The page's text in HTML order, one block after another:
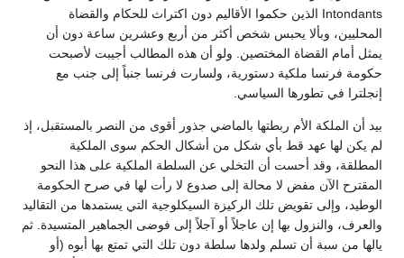
Intondants الذين حكموا الأقاليم دون اكتراث للحكام والقضاة
المحليين، وبألا يحبس شخص أكثر من أربع وعشرين ساعة دون أن
يمثل أمام القضاة المختصين. ولو أن هذه المطالب أجيبت لأصبحت
حكومة فرنسا ملكية دستورية، ولسارت فرنسا جنباً إلى جنب مع
إنجلترا في تطورها السياسي.
بيد أن الملكة الأم ربطتها بالماضي جذور أقوى من النصر بالمستقبل، إذ
لم يكن لها عهد قط بأي شكل من أشكال الحكم سوى الملكية
المطلقة، وقد أحست أن التخلي عن السلطة الملكية على هذا النحو
المقترح الآن مفض لا محالة إلى صدوع لا رأت لها في صرح الحكومة
الوطيد، وإلى تقويض تلك الركيزة السيكلوجية التي يستمدها من التقاليد
والعرف، والنزول بها إن عاجلاً أو آجلاً إلى فوضى الجماهير المتسيدة. ثم
يالها من سبة أن تسلم ولدها سلطة دون تلك التي تمتع بها أبوه (أو